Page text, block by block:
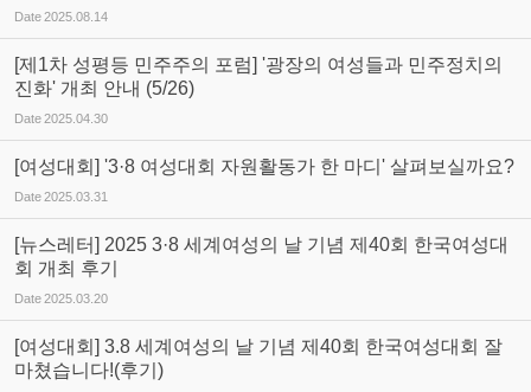
Date2025.08.14
[제1차 성평등 민주주의 포럼] '광장의 여성들과 민주정치의
진화' 개최 안내 (5/26)
Date2025.04.30
[여성대회] '3·8 여성대회 자원활동가 한 마디' 살펴보실까요?
Date2025.03.31
[뉴스레터] 2025 3·8 세계여성의 날 기념 제40회 한국여성대
회 개최 후기
Date2025.03.20
[여성대회] 3.8 세계여성의 날 기념 제40회 한국여성대회 잘
마쳤습니다!(후기)